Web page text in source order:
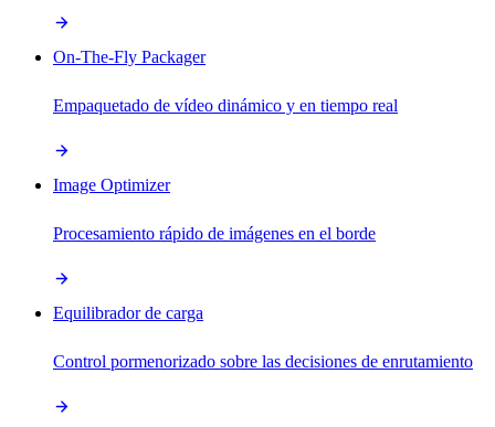
On-The-Fly Packager
Empaquetado de vídeo dinámico y en tiempo real
Image Optimizer
Procesamiento rápido de imágenes en el borde
Equilibrador de carga
Control pormenorizado sobre las decisiones de enrutamiento